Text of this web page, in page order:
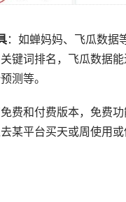
：如蝉妈妈、飞瓜数据
键词排名，飞瓜数据
测等。
费和付费版本，免费功
某平台买天或周使用